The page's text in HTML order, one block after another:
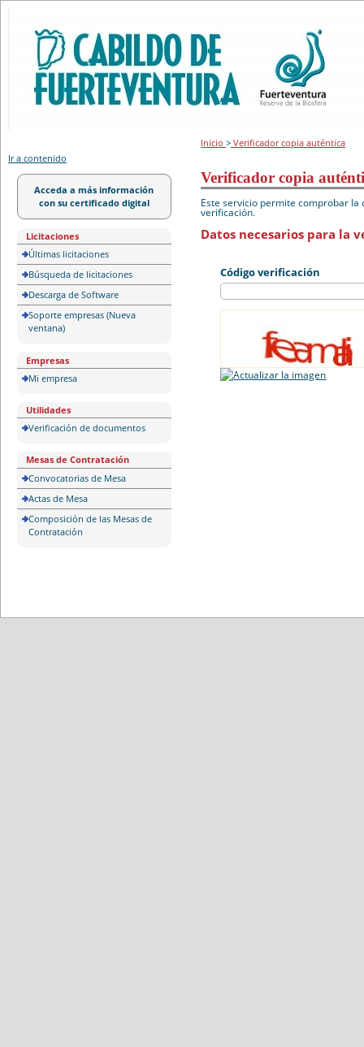
Ir a contenido
Acceda a más información
con su certificado digital
Licitaciones
Últimas licitaciones
Búsqueda de licitaciones
Descarga de Software
Soporte empresas (Nueva
ventana)
Empresas
Mi empresa
Utilidades
Verificación de documentos
Mesas de Contratación
Convocatorias de Mesa
Actas de Mesa
Composición de las Mesas de
Contratación
Inicio> Verificador copia auténtica
Verificador copia
Este servicio permite comprobar
verificación.
Datos necesarios para la
Código verificación